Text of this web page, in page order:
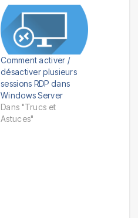
Comment activer /
désactiver plusieurs
sessions RDP dans
Windows Server
Dans "Trucs et
Astuces"